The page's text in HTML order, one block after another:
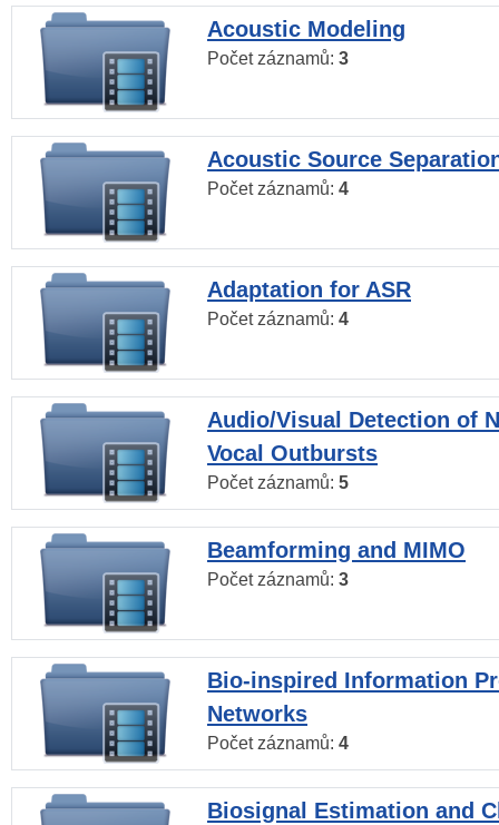
Acoustic Modeling
Počet záznamů: 3
Acoustic Source
Počet záznamů: 4
Adaptation for ASR
Počet záznamů: 4
Audio/Visual Detection of
Vocal Outbursts
Počet záznamů: 5
Beamforming and MIMO
Počet záznamů: 3
Bio-inspired Information
Networks
Počet záznamů: 4
Biosignal Estimation and